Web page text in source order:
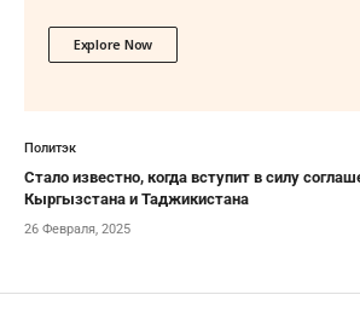
Explore Now
Политэк
Стало известно, когда вступит в силу
Кыргызстана и Таджикистана
26 Февраля, 2025